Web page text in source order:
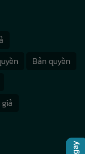
Bản quyền